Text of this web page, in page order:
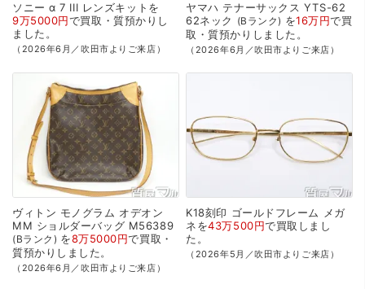
ソニー α 7 III レンズキットを
9万5000円で買取・質預かり し
ました。
（2026年6月／吹田市よりご来店）
ヤマハ テナーサックス YTS-62
62ネック
Bランク を16万円で買
取・質預かり しました。
（2026年6月／吹田市よりご来店）
ヴィトン モノグラム オデオン
MM ショルダーバッグ M56389
Bランク を8万5000円で買取・
質預かり しました。
（2026年6月／吹田市よりご来店）
K18刻印 ゴールドフレーム メガ
ネを43万500円で買取 しまし
た。
（2026年5月／吹田市よりご来店）